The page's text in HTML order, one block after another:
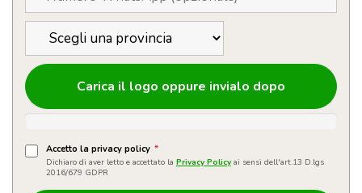
Carica il logo oppure invialo dopo
Accetto la privacy policy *
Dichiaro di aver letto e accettato la Privacy Policy ai sensi dell'art.13 D.lgs
2016/679 GDPR